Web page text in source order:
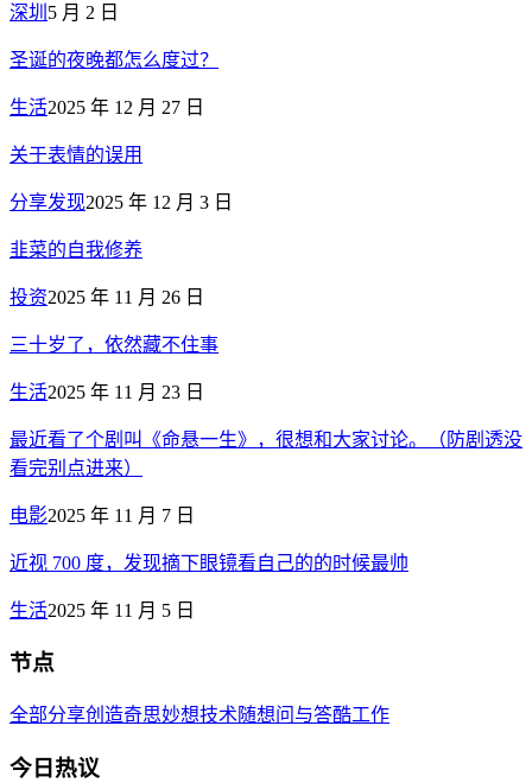
深圳 5 月 2 日
圣诞的夜晚都怎么度过？
生活2025 年 12 月 27 日
关于表情的误用
分享发现2025 年 12 月 3 日
韭菜的自我修养
投资2025 年 11 月 26 日
三十岁了，依然藏不住事
生活2025 年 11 月 23 日
最近看了个剧叫《命悬一生》，很想和大家讨论。（防剧透没
看完别点进来）
电影2025 年 11 月 7 日
近视 700 度，发现摘下眼镜看自己的的时候最帅
生活2025 年 11 月 5 日
节点
全部分享创造奇思妙想技术随想问与答酷工作
今日热议